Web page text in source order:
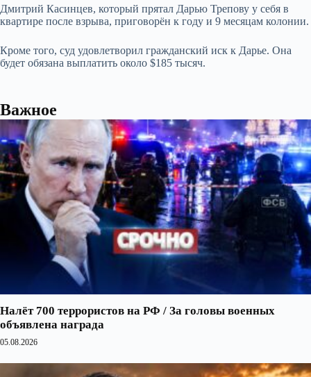
Дмитрий Касинцев, который прятал Дарью Трепову у себя в
квартире после взрыва, приговорён к году и 9 месяцам колонии.
Кроме того, суд удовлетворил гражданский иск к Дарье. Она
будет обязана выплатить около $185 тысяч.
Важное
Налёт 700 террористов на РФ / За головы военных
объявлена награда
05.08.2026